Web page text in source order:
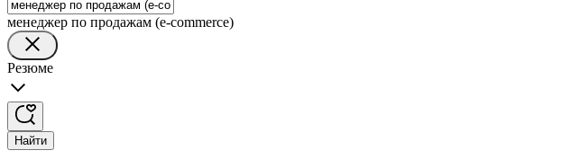
менеджер по продажам (e-commerce)
Резюме
Найти